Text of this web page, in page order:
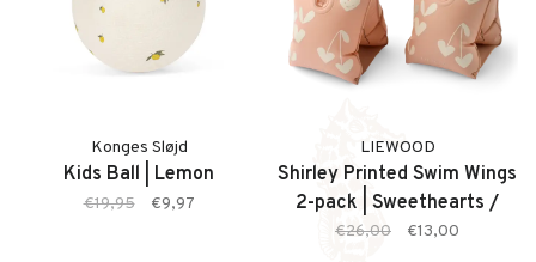
Konges Sløjd
Kids Ball | Lemon
€19,95 €9,97
LIEWOOD
Shirley Printed Swim Wings
2-pack | Sweethearts /
Pale Tuscany
€26,00 €13,00